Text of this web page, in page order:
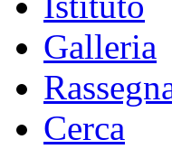
Galleria
Cerca